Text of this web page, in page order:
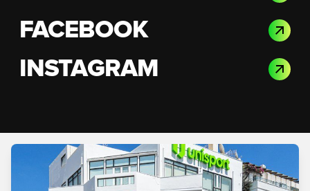
FACEBOOK
INSTAGRAM